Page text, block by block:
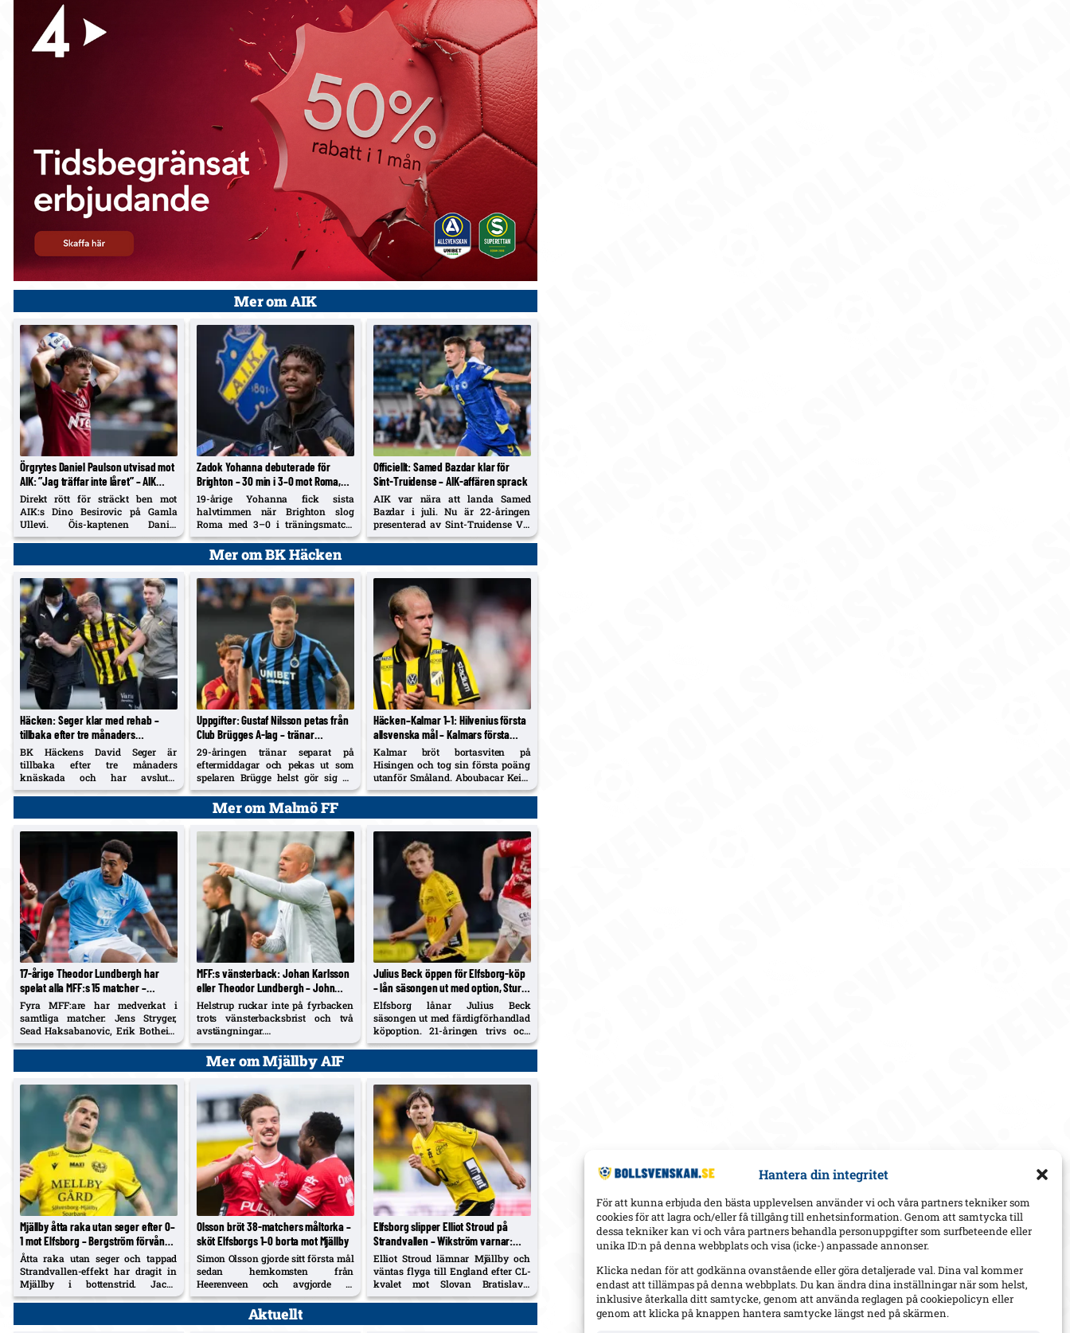
Hantera din integritet
För att kunna erbjuda den bästa upplevelsen använder vi och våra partners tekniker som
cookies för att lagra och/eller få tillgång till enhetsinformation. Genom att samtycka till
dessa tekniker kan vi och våra partners behandla personuppgifter som surfbeteende eller
unika ID:n på denna webbplats och visa (icke-) anpassade annonser.
Klicka nedan för att godkänna ovanstående eller göra detaljerade val. Dina val kommer
endast att tillämpas på denna webbplats. Du kan ändra dina inställningar när som helst,
inklusive återkalla ditt samtycke, genom att använda reglagen på cookiepolicyn eller
genom att klicka på knappen hantera samtycke längst ned på skärmen.
Mer om AIK
Örgrytes Daniel Paulson utvisad mot
AIK: ”Jag träffar inte låret” – AIK
vann 4–3 på Gamla Ullevi
Direkt rött för sträckt ben mot
AIK:s Dino Besirovic på Gamla
Ullevi. Öis-kaptenen Daniel
Paulson säger att han inte träffade
Zadok Yohanna debuterade för
Brighton – 30 min i 3–0 mot Roma,
betyg 6,5/10
19-årige Yohanna fick sista
halvtimmen när Brighton slog
Roma med 3–0 i träningsmatch.
€28 m från AIK; 1 skott på mål, 9/12
pass (75 %), 1/1 dribbling – betyg
6,5.
Officiellt: Samed Bazdar klar för
Sint-Truidense – AIK-affären sprack
AIK var nära att landa Samed
Bazdar i juli. Nu är 22-åringen
presenterad av Sint-Truidense VV
efter att AIK-spåret fallit.
Mer om BK Häcken
Häcken: Seger klar med rehab –
tillbaka efter tre månaders
knäskada, siktar på hösten
BK Häckens David Seger är
tillbaka efter tre månaders
knäskada och har avslutat
rehabiliteringen. Mittfältaren
Uppgifter: Gustaf Nilsson petas från
Club Brügges A-lag – tränar
individuellt, ej med på läger
29-åringen tränar separat på
eftermiddagar och pekas ut som
spelaren Brügge helst gör sig av
med. Sex inhopp 2026, max nio
minuter; tackade i fjol nej till
Samsunspor.
Häcken–Kalmar 1–1: Hilvenius första
allsvenska mål – Kalmars första
bortapoäng för säsongen
Kalmar bröt bortasviten på
Hisingen och tog sin första poäng
utanför Småland. Aboubacar Keita
nätade igen, 18-årige Harry
Mer om Malmö FF
17-årige Theodor Lundbergh har
spelat alla MFF:s 15 matcher –
vänsterbacksplatsen öppen inför
Degerfors
Fyra MFF:are har medverkat i
samtliga matcher: Jens Stryger,
Sead Haksabanovic, Erik Botheim
och 17-årige Theodor Lundbergh.
vänsterbacken.
MFF:s vänsterback: Johan Karlsson
eller Theodor Lundbergh – John
skadad, Busanello och Kurtulus
avstängda; Malte Frejd Pålsson in
bredvid Djurić, 17-årige Hidalgo
aktuell
Helstrup ruckar inte på fyrbacken
trots vänsterbacksbrist och två
avstängningar.
Karlsson/Lundbergh på vänster,
Frejd Pålsson tillbaka bredvid
Djurić; P19-backen Vincent
truppen.
Julius Beck öppen för Elfsborg-köp
– lån säsongen ut med option, Sturm
Graz-kontrakt till 2029
Elfsborg lånar Julius Beck
säsongen ut med färdigförhandlad
köpoption. 21-åringen trivs och
stänger inte dörren för en
Mer om Mjällby AIF
Mjällby åtta raka utan seger efter 0–
1 mot Elfsborg – Bergström förvånad
över tappad hemmastyrka
Åtta raka utan seger och tappad
Strandvallen-effekt har dragit in
Mjällby i bottenstrid. Jacob
Bergström beskriver mötet med
Olsson bröt 38-matchers måltorka –
sköt Elfsborgs 1–0 borta mot Mjällby
Simon Olsson gjorde sitt första mål
sedan hemkomsten från
Heerenveen och avgjorde IF
Elfsborgs 1–0 mot Mjällby i
Hällevik. 38 matcher utan mål
bröts efter Momoh Kamaras blinda
Elfsborg slipper Elliot Stroud på
Strandvallen – Wikström varnar:
”Mjällbys styrka är kollektivet”
Elliot Stroud lämnar Mjällby och
väntas flyga till England efter CL-
kvalet mot Slovan Bratislava.
Elfsborg slipper honom – men
Aktuellt